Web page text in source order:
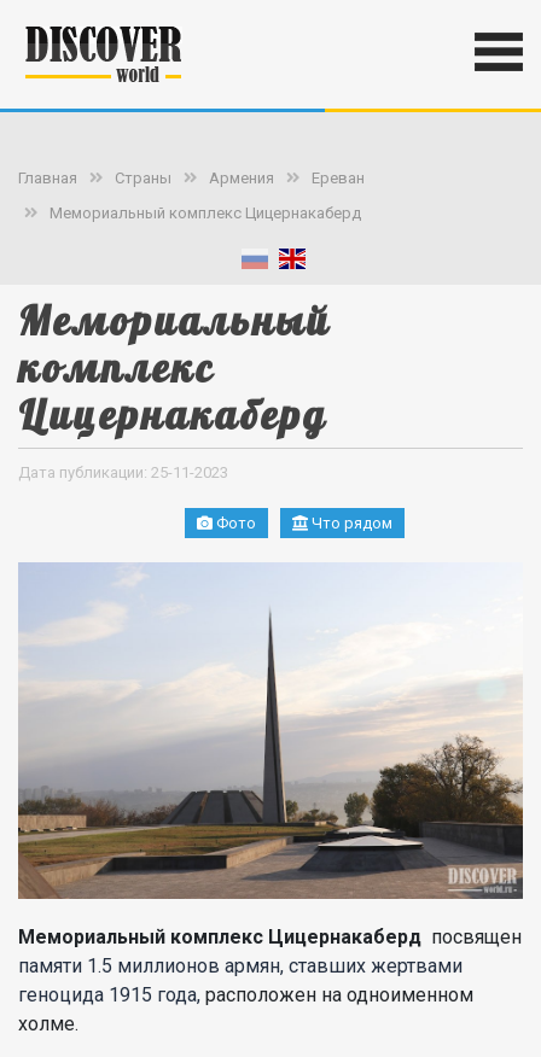
Главная Страны Армения
Ереван
Мемориальный комплекс Цицернакаберд
Мемориальный
комплекс
Цицернакаберд
Дата публикации: 25-11-2023
Фото Что рядом
Мемориальный комплекс Цицернакаберд посвящен
памяти 1.5 миллионов армян, ставших жертвами
геноцида 1915 года, расположен на одноименном
холме.